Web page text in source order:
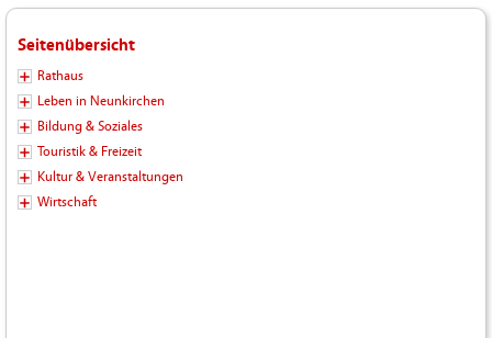
Seitenübersicht
Rathaus
Leben in Neunkirchen
Bildung & Soziales
Touristik & Freizeit
Kultur & Veranstaltungen
Wirtschaft